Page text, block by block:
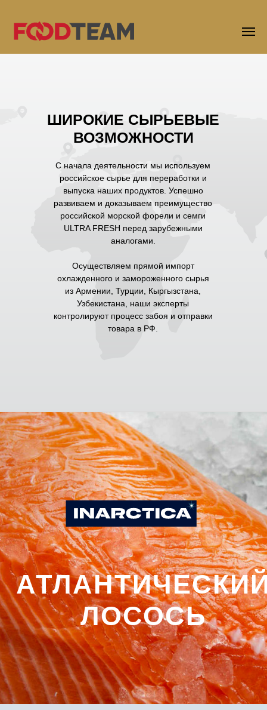
ШИРОКИЕ СЫРЬЕВЫЕ
ВОЗМОЖНОСТИ
С начала деятельности мы используем
российское сырье для переработки и
выпуска наших продуктов. Успешно
развиваем и доказываем преимущество
российской морской форели и семги
ULTRA FRESH перед зарубежными
аналогами.
Осуществляем прямой импорт
охлажденного и замороженного сырья
из Армении, Турции, Кыргызстана,
Узбекистана, наши эксперты
контролируют процесс забоя и отправки
товара в РФ.
АТЛАНТИЧЕСКИЙ
ЛОСОСЬ